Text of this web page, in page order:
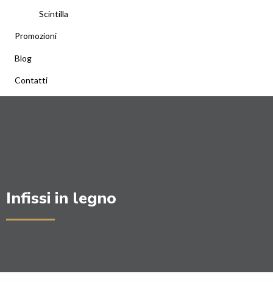
Scintilla
Promozioni
Blog
Contatti
Infissi in legno